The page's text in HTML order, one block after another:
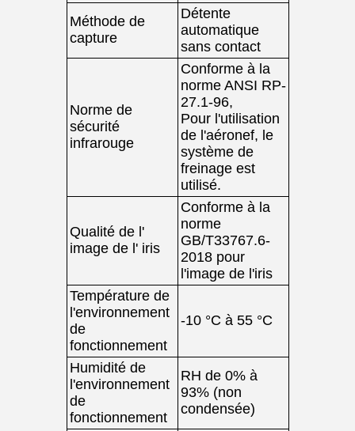
Méthode de
capture
Détente
automatique
sans contact
Norme de
sécurité
infrarouge
Conforme à la
norme ANSI RP-
27.1-96,
Pour l'utilisation
de l'aéronef, le
système de
freinage est
utilisé.
Qualité de l'
image de l' iris
Conforme à la
norme
GB/T33767.6-
2018 pour
l'image de l'iris
Température de
l'environnement
de
fonctionnement
-10 °C à 55 °C
Humidité de
l'environnement
de
fonctionnement
RH de 0% à
93% (non
condensée)